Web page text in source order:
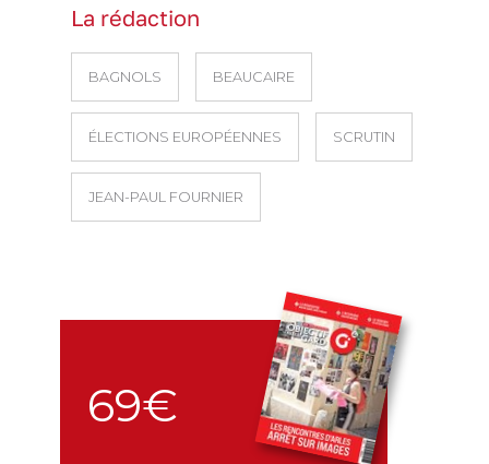
La rédaction
BAGNOLS BEAUCAIRE
ÉLECTIONS EUROPÉENNES SCRUTIN
JEAN-PAUL FOURNIER
69€